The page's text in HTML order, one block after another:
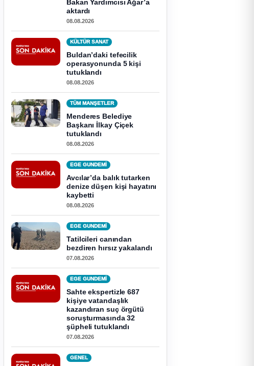
Bakan Yardımcısı Ağar’a
aktardı
08.08.2026
KÜLTÜR SANAT
Buldan’daki tefecilik
operasyonunda 5 kişi
tutuklandı
08.08.2026
TÜM MANŞETLER
Menderes Belediye
Başkanı İlkay Çiçek
tutuklandı
08.08.2026
EGE GUNDEMİ
Avcılar’da balık tutarken
denize düşen kişi hayatını
kaybetti
08.08.2026
EGE GUNDEMİ
Tatilcileri canından
bezdiren hırsız yakalandı
07.08.2026
EGE GUNDEMİ
Sahte ekspertizle 687
kişiye vatandaşlık
kazandıran suç örgütü
soruşturmasında 32
şüpheli tutuklandı
07.08.2026
GENEL